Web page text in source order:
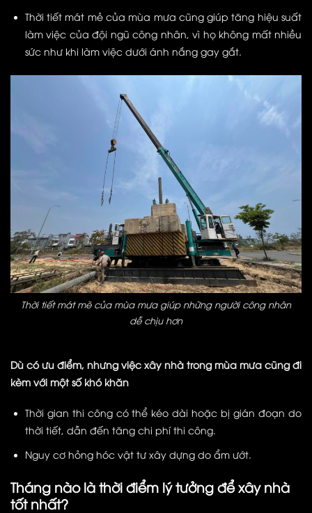
Thời tiết mát mẻ của mùa mưa cũng giúp tăng hiệu suất
làm việc của đội ngũ công nhân, vì họ không mất nhiều
sức như khi làm việc dưới ánh nắng gay gắt.
Thời tiết mát mẽ của mùa mưa giúp những người công nhân
dễ chịu hơn
Dù có ưu điểm, nhưng việc xây nhà trong mùa mưa cũng đi
kèm với một số khó khăn
Thời gian thi công có thể kéo dài hoặc bị gián đoạn do
thời tiết, dẫn đến tăng chi phí thi công.
Nguy cơ hỏng hóc vật tư xây dựng do ẩm ướt.
Tháng nào là thời điểm lý tưởng để xây nhà
tốt nhất?